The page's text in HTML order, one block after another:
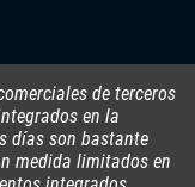
de terceros
en la
días son bastante
medida limitados en